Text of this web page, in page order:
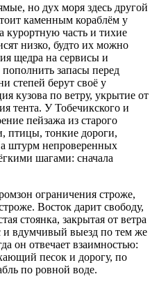
но дух моря здесь другой
каменным кораблём у
курортную часть и тихие
низко, будто их можно
щедра на сервисы и
запасы перед
степей берут своё у
кузова по ветру, укрытие от
тента. У Тобечикского и
пейзажа из старого
птицы, тонкие дороги,
штурм непроверенных
шагами: сначала
ограничения строже,
Восток дарит свободу,
стоянка, закрытая от ветра
и вдумчивый выезд по тем же
он отвечает взаимностью:
песок и дорогу, по
по ровной воде.